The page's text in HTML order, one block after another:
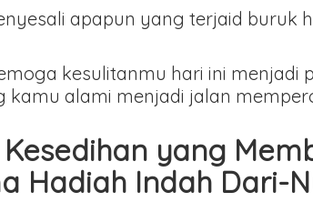
apapun yang terjaid buruk
kesulitanmu hari ini
kamu alami menjadi jalan
yang
Hadiah Indah Dari-